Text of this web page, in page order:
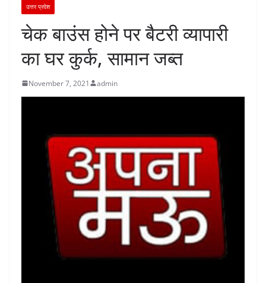
उत्तर प्रदेश
चेक बाउंस होने पर बैटरी व्यापारी
का घर कुर्क, सामान जब्त
November 7, 2021 admin